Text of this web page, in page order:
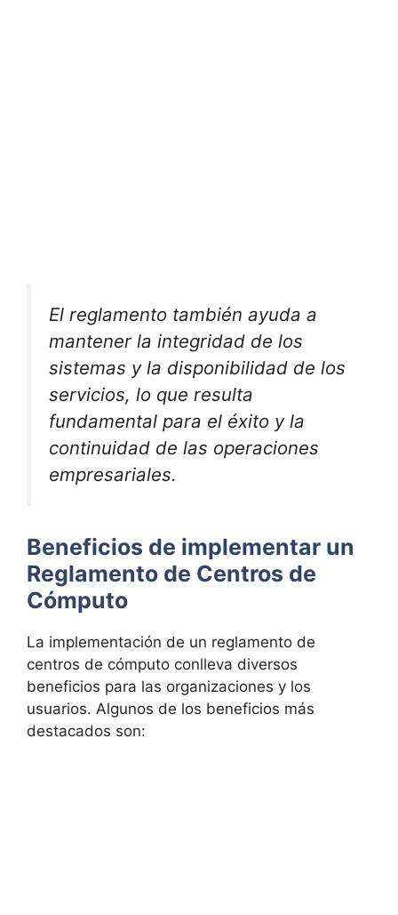
El reglamento también ayuda a
mantener la integridad de los
sistemas y la disponibilidad de los
servicios, lo que resulta
fundamental para el éxito y la
continuidad de las operaciones
empresariales.
Beneficios de implementar un
Reglamento de Centros de
Cómputo
La implementación de un reglamento de
centros de cómputo conlleva diversos
beneficios para las organizaciones y los
usuarios. Algunos de los beneficios más
destacados son: